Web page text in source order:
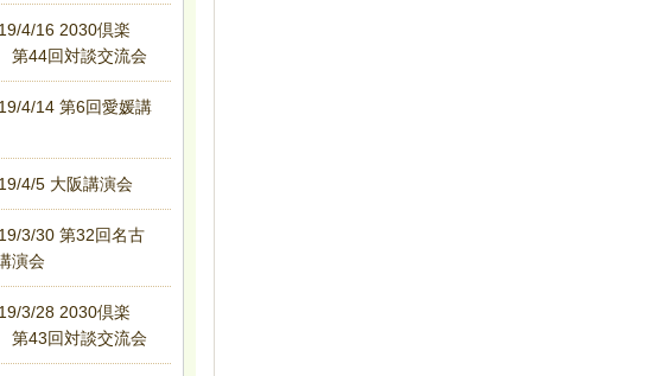
4/16 2030倶楽
44回対談交流会
4/14 第6回愛媛講
4/5 大阪講演会
3/30 第32回名古
演会
3/28 2030倶楽
43回対談交流会